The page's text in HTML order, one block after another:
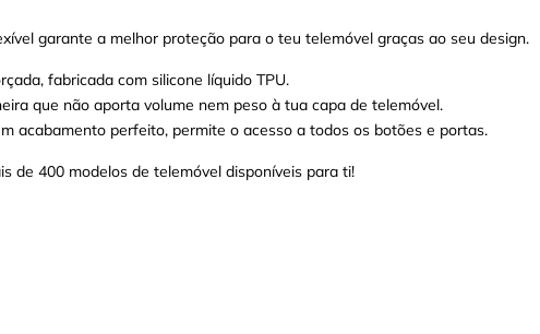
garante a melhor proteção para o teu telemóvel graças ao seu design.
fabricada com silicone líquido TPU.
que não aporta volume nem peso à tua capa de telemóvel.
acabamento perfeito, permite o acesso a todos os botões e portas.
de 400 modelos de telemóvel disponíveis para ti!